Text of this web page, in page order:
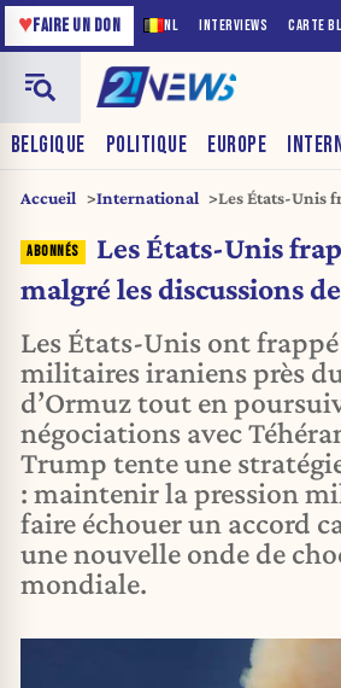
NL INTERVIEWS CARTE
♥FAIRE UN DON
BELGIQUE POLITIQUE EUROPE
Accueil International
Les États-Unis
Les États-Unis
malgré les discussions
Les États-Unis ont
militaires iraniens près
d’Ormuz tout en
négociations avec
Trump tente une
: maintenir la pression
faire échouer un accord
une nouvelle onde de
mondiale.